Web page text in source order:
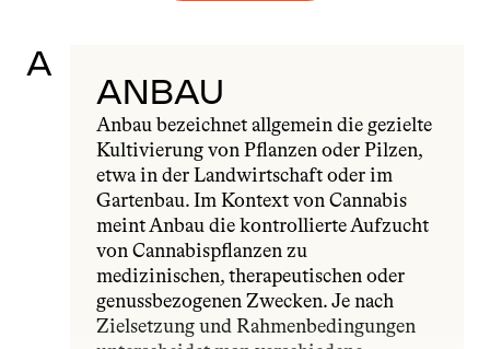
A
ANBAU
Anbau bezeichnet allgemein die gezielte
Kultivierung von Pflanzen oder Pilzen,
etwa in der Landwirtschaft oder im
Gartenbau. Im Kontext von Cannabis
meint Anbau die kontrollierte Aufzucht
von Cannabispflanzen zu
medizinischen, therapeutischen oder
genussbezogenen Zwecken. Je nach
Zielsetzung und Rahmenbedingungen